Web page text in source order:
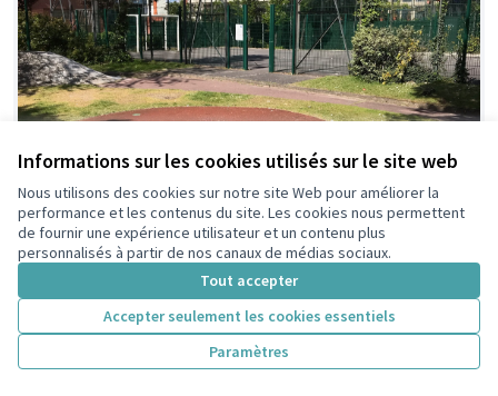
Informations sur les cookies utilisés sur le site web
Nous utilisons des cookies sur notre site Web pour améliorer la
performance et les contenus du site. Les cookies nous permettent
de fournir une expérience utilisateur et un contenu plus
personnalisés à partir de nos canaux de médias sociaux.
Tout accepter
Accepter seulement les cookies essentiels
Paramètres